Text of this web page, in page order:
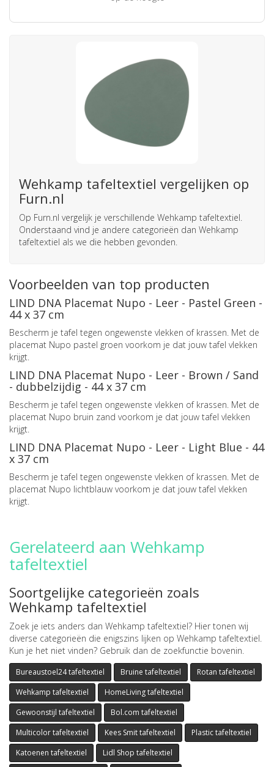
Wehkamp tafeltextiel vergelijken op
Furn.nl
Op Furn.nl vergelijk je verschillende Wehkamp tafeltextiel.
Onderstaand vind je andere categorieën dan Wehkamp
tafeltextiel als we die hebben gevonden.
Voorbeelden van top producten
LIND DNA Placemat Nupo - Leer - Pastel Green -
44 x 37 cm
Bescherm je tafel tegen ongewenste vlekken of krassen. Met de
placemat Nupo pastel groen voorkom je dat jouw tafel vlekken
krijgt.
LIND DNA Placemat Nupo - Leer - Brown / Sand
- dubbelzijdig - 44 x 37 cm
Bescherm je tafel tegen ongewenste vlekken of krassen. Met de
placemat Nupo bruin zand voorkom je dat jouw tafel vlekken
krijgt.
LIND DNA Placemat Nupo - Leer - Light Blue - 44
x 37 cm
Bescherm je tafel tegen ongewenste vlekken of krassen. Met de
placemat Nupo lichtblauw voorkom je dat jouw tafel vlekken
krijgt.
Gerelateerd aan Wehkamp
tafeltextiel
Soortgelijke categorieën zoals
Wehkamp tafeltextiel
Zoek je iets anders dan Wehkamp tafeltextiel? Hier tonen wij
diverse categorieën die enigszins lijken op Wehkamp tafeltextiel.
Kun je het niet vinden? Gebruik dan de zoekfunctie bovenin.
Bureaustoel24 tafeltextiel Bruine tafeltextiel
Rotan tafeltextiel
Wehkamp tafeltextiel
HomeLiving tafeltextiel
Gewoonstijl tafeltextiel
Bol.com tafeltextiel
Multicolor tafeltextiel
Kees Smit tafeltextiel
Plastic tafeltextiel
Katoenen tafeltextiel
Lidl Shop tafeltextiel